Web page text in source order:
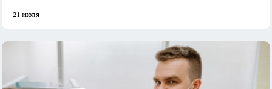
21 июля